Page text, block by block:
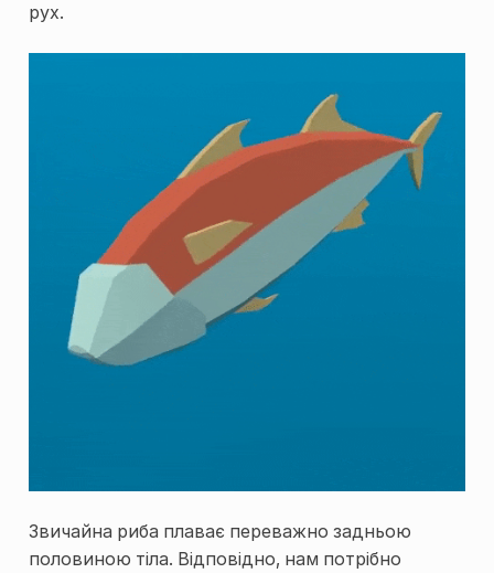
рух.
Звичайна риба плаває переважно задньою
половиною тіла. Відповідно, нам потрібно